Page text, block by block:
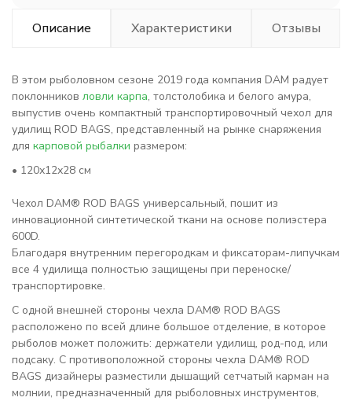
Описание Характеристики Отзывы
В этом рыболовном сезоне 2019 года компания DAM радует
поклонников ловли карпа, толстолобика и белого амура,
выпустив очень компактный транспортировочный чехол для
удилищ ROD BAGS, представленный на рынке снаряжения
для карповой рыбалки размером:
• 120х12х28 см
Чехол DAM® ROD BAGS универсальный, пошит из
инновационной синтетической ткани на основе полиэстера
600D.
Благодаря внутренним перегородкам и фиксаторам-липучкам
все 4 удилища полностью защищены при переноске/
транспортировке.
С одной внешней стороны чехла DAM® ROD BAGS
расположено по всей длине большое отделение, в которое
рыболов может положить: держатели удилищ, род-под, или
подсаку. С противоположной стороны чехла DAM® ROD
BAGS дизайнеры разместили дышащий сетчатый карман на
молнии, предназначенный для рыболовных инструментов,